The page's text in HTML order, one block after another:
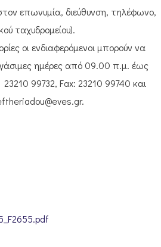
επωνυμία, διεύθυνση, τηλέφωνο,
ταχυδρομείου).
οι ενδιαφερόμενοι μπορούν να
ημέρες από 09.00 π.μ. έως
99732, Fax: 23210 99740 και